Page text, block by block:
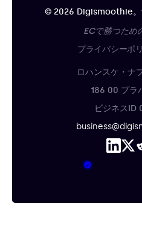
© 2026 Digismoothie。
ECで勝つため
プライバシーポ
ロハンスケ・ナ
186 00 プラ
ビジネスID